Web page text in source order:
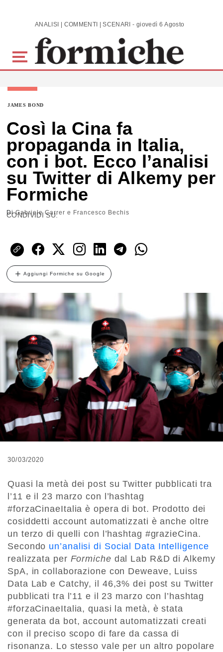
Skip to main content ANALISI | COMMENTI | SCENARI - giovedì 6 Agosto 2026
JAMES BOND
Così la Cina fa
propaganda in Italia,
con i bot. Ecco l’analisi
su Twitter di Alkemy per
Formiche
DiGabriele Carrer e Francesco Bechis
CONDIVIDI SU:
Aggiungi Formiche su Google
30/03/2020
Quasi la metà dei post su Twitter pubblicati tra
l’11 e il 23 marzo con l’hashtag
#forzaCinaeItalia è opera di bot. Prodotto dei
cosiddetti account automatizzati è anche oltre
un terzo di quelli con l’hashtag #grazieCina.
Secondo un’analisi di Social Data Intelligence
realizzata per Formiche dal Lab R&D di Alkemy
SpA, in collaborazione con Deweave, Luiss
Data Lab e Catchy, il 46,3% dei post su Twitter
pubblicati tra l’11 e il 23 marzo con l’hashtag
#forzaCinaeItalia, quasi la metà, è stata
generata da bot, account automatizzati creati
con il preciso scopo di fare da cassa di
risonanza. Lo stesso vale per un altro popolare